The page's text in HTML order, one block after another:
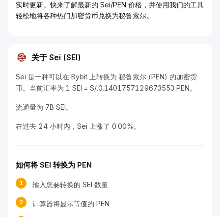
实时更新。快来了解最新的 Sei/PEN 价格，并使用我们的工具
轻松地将各种热门加密货币兑换为秘鲁索尔。
关于 Sei (SEI)
Sei 是一种可以在 Bybit 上转换为 秘鲁索尔 (PEN) 的加密货
币。当前汇率为 1 SEI = S/.0.1401757129673553 PEN。
流通量为 7B SEI。
在过去 24 小时内，Sei 上涨了 0.00%。
如何将 SEI 转换为 PEN
1 输入您要转换的 SEI 数量
2 计算器将显示等值的 PEN